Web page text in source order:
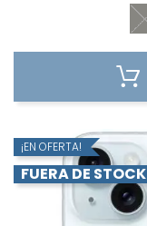
¡EN OFERTA!
FUERA DE STOCK